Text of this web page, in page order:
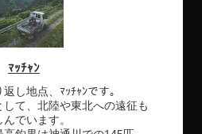
ﾏｯﾁｬﾝ
し地点、ﾏｯﾁｬﾝです。
て、北陸や東北への遠征も
でいます。